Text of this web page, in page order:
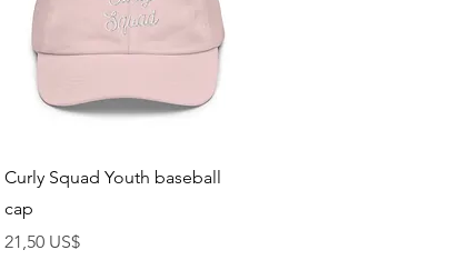
Vista rápida
Curly Squad Youth baseball
cap
Precio
21,50 US$